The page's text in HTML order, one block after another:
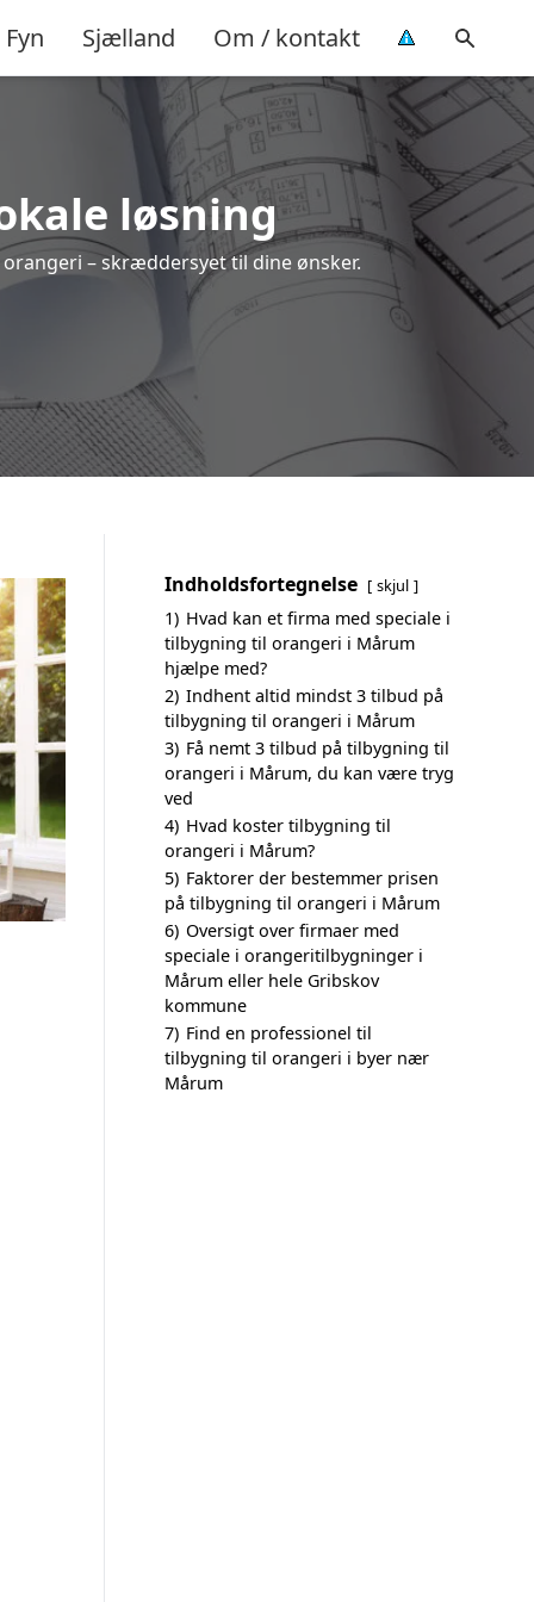
Fyn Sjælland Om / kontakt
løsning
– skræddersyet til dine ønsker.
Indholdsfortegnelse skjul
1) Hvad kan et firma med speciale i
tilbygning til orangeri i Mårum
hjælpe med?
2) Indhent altid mindst 3 tilbud på
tilbygning til orangeri i Mårum
3) Få nemt 3 tilbud på tilbygning til
orangeri i Mårum, du kan være tryg
ved
4) Hvad koster tilbygning til
orangeri i Mårum?
5) Faktorer der bestemmer prisen
på tilbygning til orangeri i Mårum
6) Oversigt over firmaer med
speciale i orangeritilbygninger i
Mårum eller hele Gribskov
kommune
7) Find en professionel til
tilbygning til orangeri i byer nær
Mårum